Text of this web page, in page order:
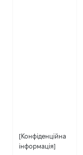
[Конфіденційна
інформація]